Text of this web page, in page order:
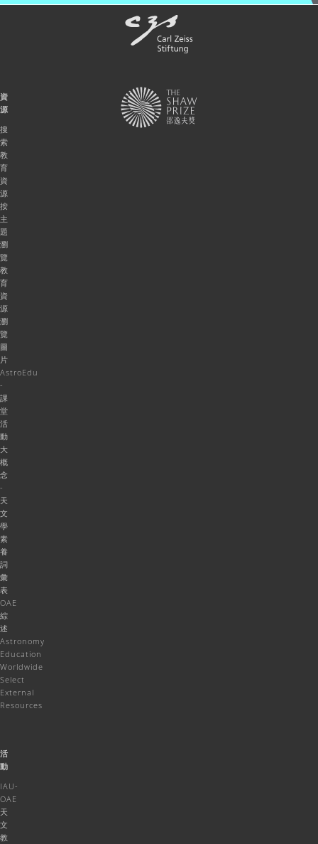
資
源
搜
索
教
育
資
源
按
主
題
瀏
覽
教
育
資
源
瀏
覽
圖
片
AstroEdu
-
課
堂
活
動
大
概
念
-
天
文
學
素
養
詞
彙
表
OAE
綜
述
Astronomy
Education
Worldwide
Select
External
Resources
活
動
IAU-
OAE
天
文
教